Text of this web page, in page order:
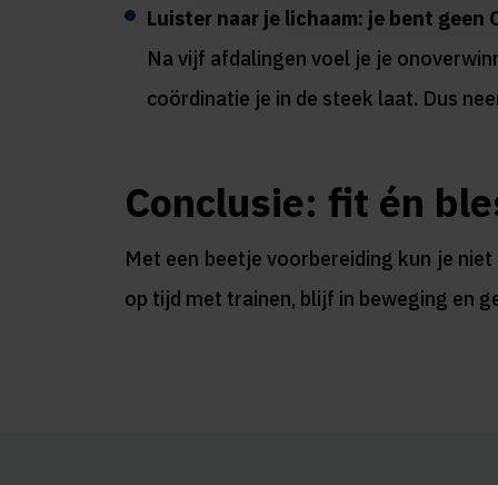
Luister naar je lichaam: je bent geen
Na vijf afdalingen voel je je
coördinatie je in de steek laat. Dus
Conclusie: fit én
Met een beetje voorbereiding kun je
op tijd met trainen, blijf in beweging en